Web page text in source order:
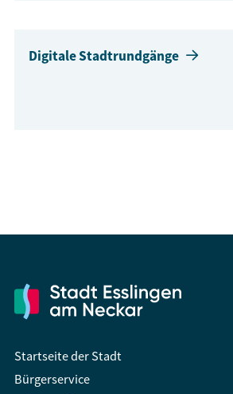
Digitale Stadtrundgänge
Startseite der Stadt
Bürgerservice